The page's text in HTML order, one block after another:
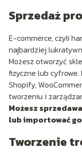
Sprzedaż
E-commerce, czyli
najbardziej
Możesz otworzyć
fizyczne lub
Shopify,
tworzeniu i
Możesz
lub importować
Tworzenie